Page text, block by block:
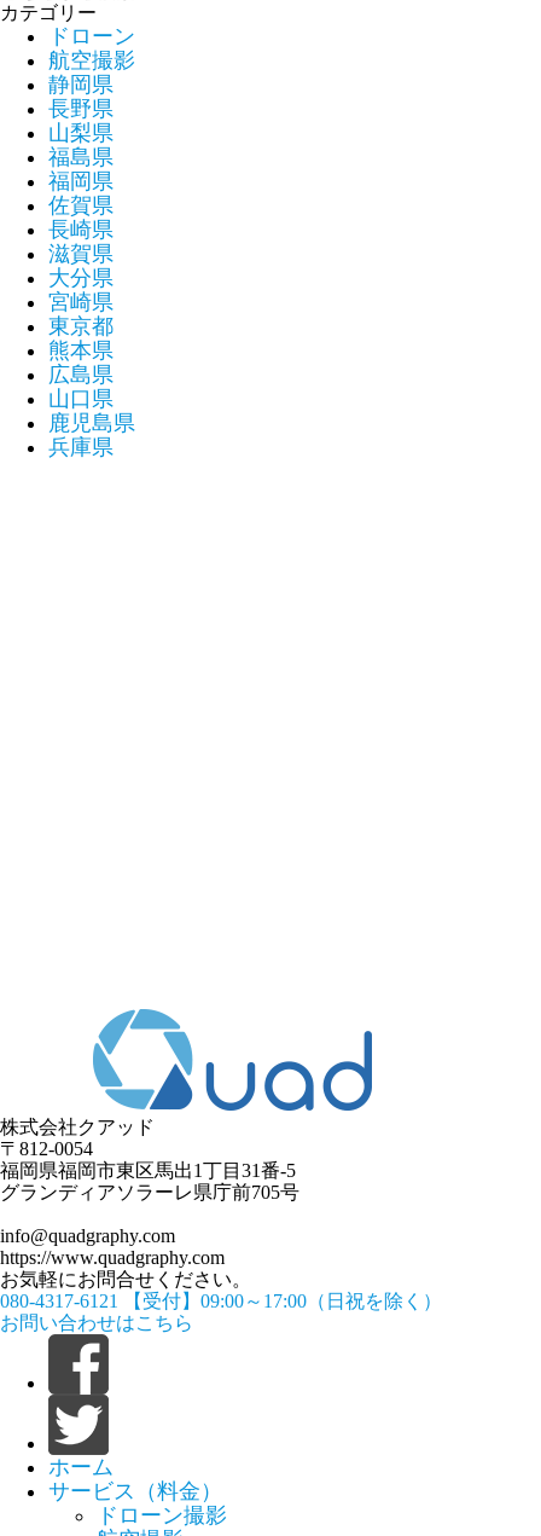
カテゴリー
ドローン
航空撮影
静岡県
長野県
山梨県
福島県
福岡県
佐賀県
長崎県
滋賀県
大分県
宮崎県
東京都
熊本県
広島県
山口県
鹿児島県
兵庫県
株式会社クアッド
〒812-0054
​福岡県福岡市東区馬出1丁目31番-5
グランディアソラーレ県庁前705号
info@quadgraphy.com
https://www.quadgraphy.com
お気軽にお問合せください。
080-4317-6121
【受付】09:00～17:00（日祝を除く）
お問い合わせはこちら
ホーム
サービス（料金）
ドローン撮影